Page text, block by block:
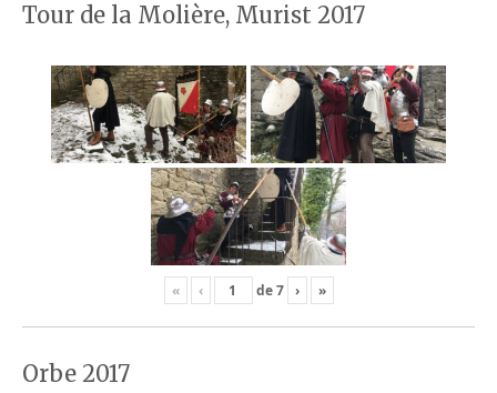
Tour de la Molière, Murist 2017
« ‹ de7 › »
Orbe 2017